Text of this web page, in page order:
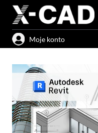
Przejdź
treści
Moje konto